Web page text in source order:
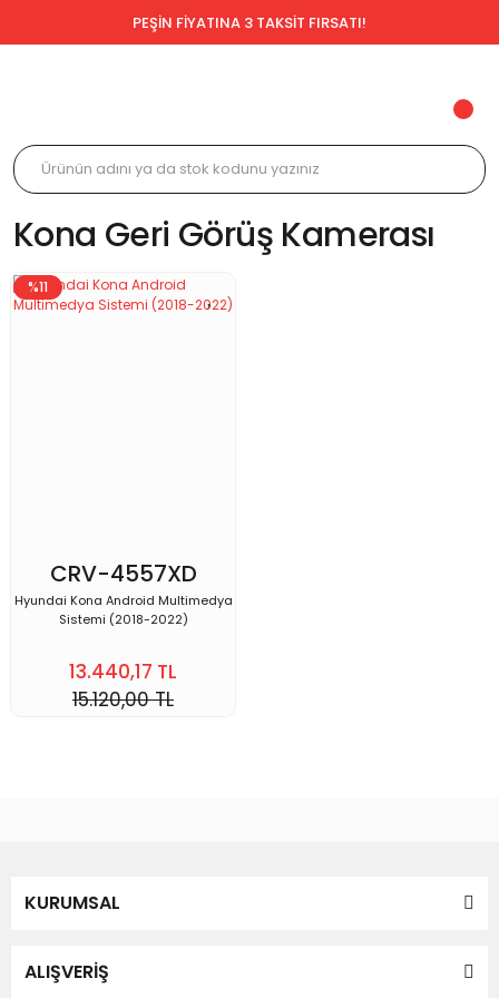
PEŞİN FİYATINA 3 TAKSİT FIRSATI!
Kona Geri Görüş Kamerası
%11
CRV-4557XD
Hyundai Kona Android Multimedya
Sistemi (2018-2022)
13.440,17 TL
15.120,00 TL
KURUMSAL
ALIŞVERİŞ